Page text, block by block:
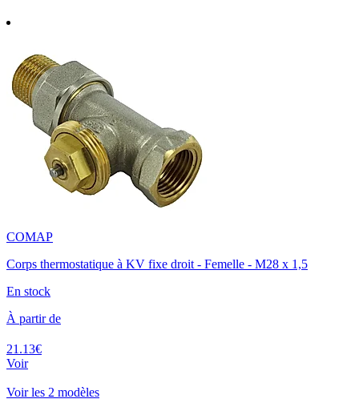
COMAP
Corps thermostatique à KV fixe droit - Femelle - M28 x 1,5
En stock
À partir de
21.13€
Voir
Voir les 2 modèles